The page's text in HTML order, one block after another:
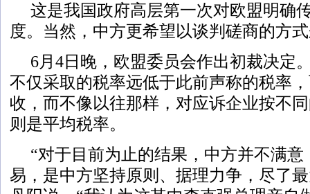
这是我国政府高层第一次对欧盟明确
度。当然，中方更希望以谈判磋商的方
6月4日晚，欧盟委员会作出初裁决定
不仅采取的税率远低于此前声称的税率
收，而不像以往那样，对应诉企业按不
则是平均税率。
“对于目前为止的结果，中方并不满
易，是中方坚持原则、据理力争，尽了